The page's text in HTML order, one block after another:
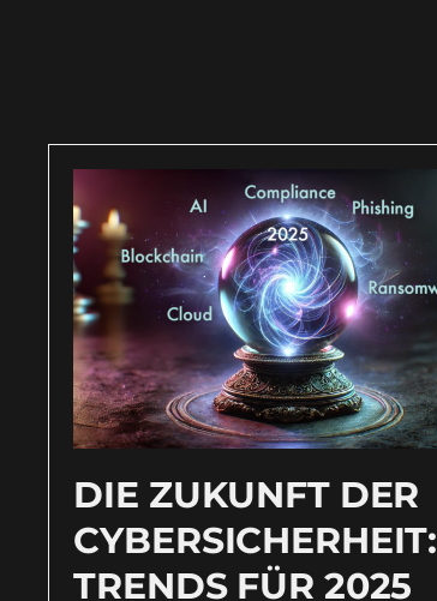
DIE ZUKUNFT DER
CYBERSICHERHEIT:
TRENDS FÜR 2025